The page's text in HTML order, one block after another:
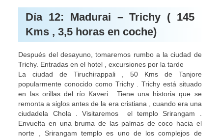
Día 12: Madurai – Trichy ( 145
Kms , 3,5 horas en coche)
Después del desayuno, tomaremos rumbo a la ciudad de
Trichy. Entradas en el hotel , excursiones por la tarde
La ciudad de Tiruchirappali , 50 Kms de Tanjore
popularmente conocido como Trichy . Trichy está situado
en las orillas del río Kaveri . Tiene una historia que se
remonta a siglos antes de la era cristiana , cuando era una
ciudadela Chola . Visitaremos el templo Srirangam .
Envuelta en una bruma de las palmas de coco hacia el
norte , Srirangam templo es uno de los complejos de